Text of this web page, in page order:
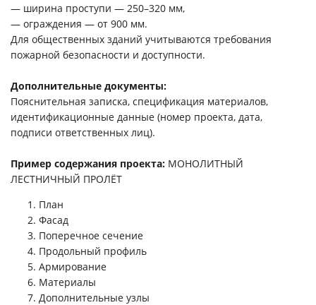
— ширина проступи — 250–320 мм,
— ограждения — от 900 мм.
Для общественных зданий учитываются требования
пожарной безопасности и доступности.
Дополнительные документы:
Пояснительная записка, спецификация материалов,
идентификационные данные (номер проекта, дата,
подписи ответственных лиц).
Пример содержания проекта: МОНОЛИТНЫЙ
ЛЕСТНИЧНЫЙ ПРОЛЁТ
План
Фасад
Поперечное сечение
Продольный профиль
Армирование
Материалы
Дополнительные узлы